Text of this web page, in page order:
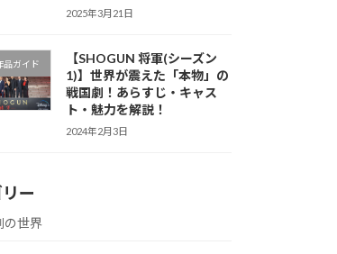
2025年3月21日
品ガイド
【SHOGUN 将軍(シーズン
1)】世界が震えた「本物」の
戦国劇！あらすじ・キャス
ト・魅力を解説！
2024年2月3日
ー
の世界